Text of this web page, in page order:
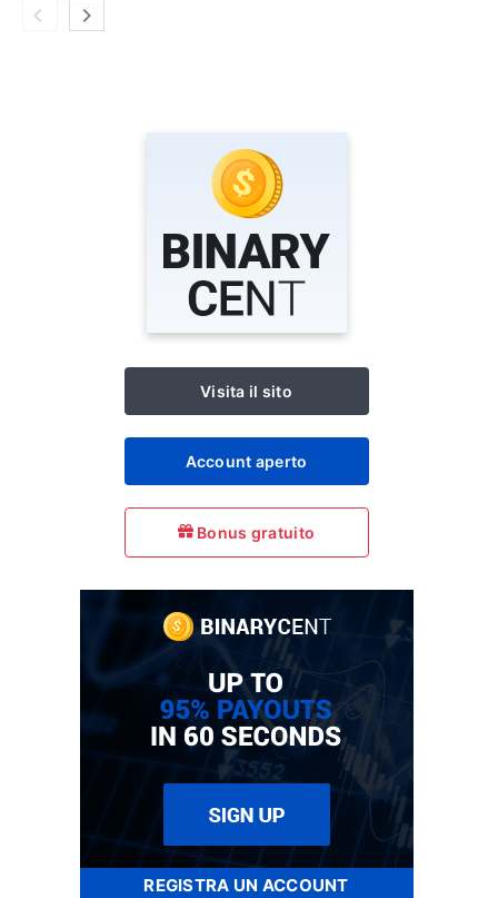
Visita il sito
Account aperto
Bonus gratuito
REGISTRA UN ACCOUNT